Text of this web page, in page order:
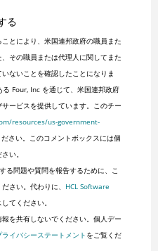
る
とにより、米国連邦政府の職員また
その職員または代理人に関してまた
ないことを確認したことになりま
る Four, Inc を通じて、米国連邦政府
ービスを提供しています。このチー
resources/us-government-
さい。このコメントボックスには個
い。
る問題や質問を報告するために、こ
さい。代わりに、 HCL Software
てください。
を共有しないでください。個人デー
ライバシーステートメント をご覧くだ